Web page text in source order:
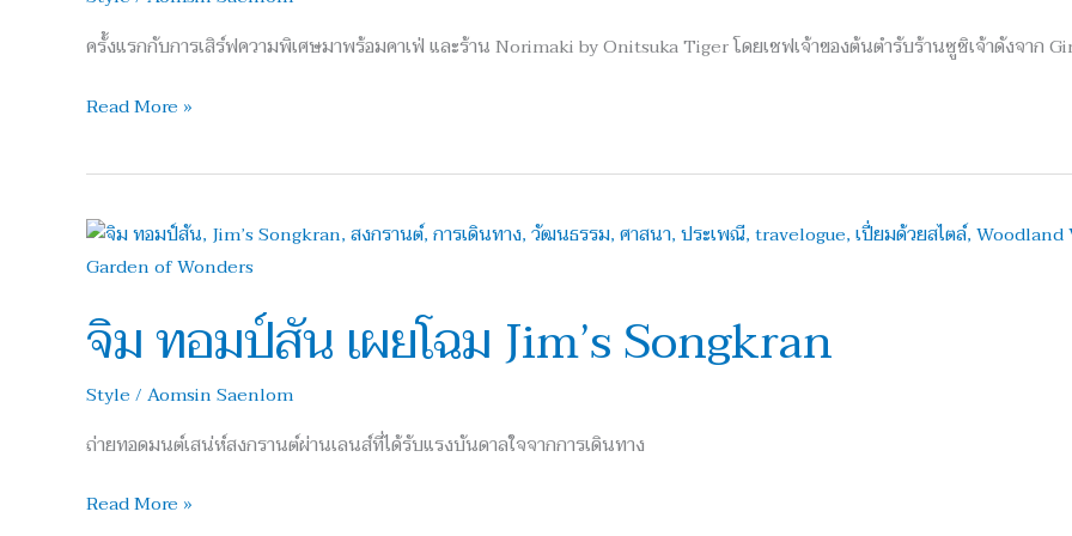
ครั้งแรกกับการเสิร์ฟความพิเศษมาพร้อมคาเฟ่ และร้าน Norimaki by Onitsuka Tiger โดยเชฟเจ้าของต้นตำรับร้านซูชิเจ้าดังจาก
สาขา
Central
Park
Read More »
จิม ทอมป์สัน เผยโฉม Jim’s Songkran
Style/Aomsin Saenlom
ถ่ายทอดมนต์เสน่ห์สงกรานต์ผ่านเลนส์ที่ได้รับแรงบันดาลใจจากการเดินทาง
จิม
ทอม
สัน
เผย
โฉม
Jim’s
Songkran
Read More »